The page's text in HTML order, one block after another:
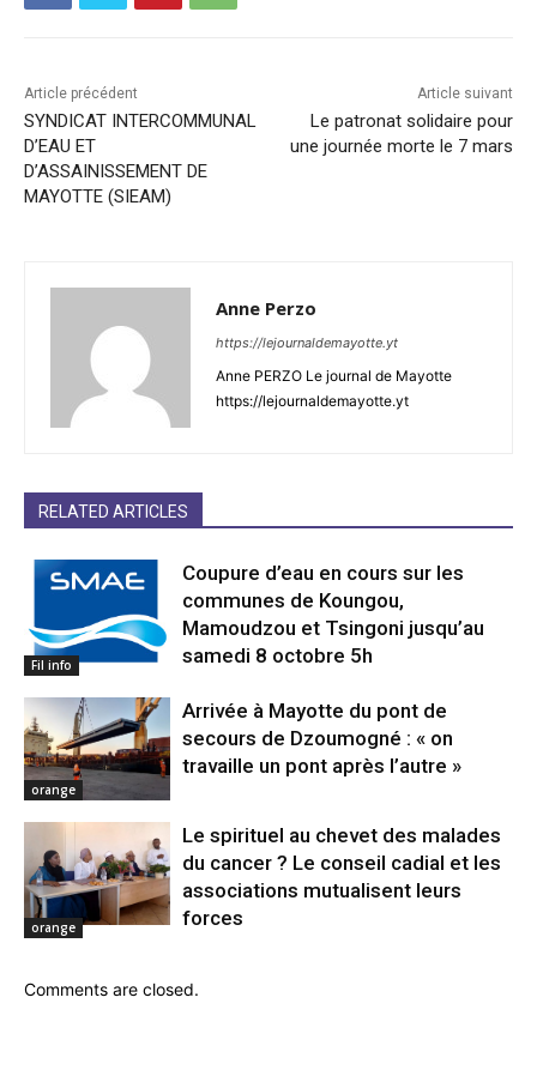
Article précédent
SYNDICAT INTERCOMMUNAL
D’EAU ET
D’ASSAINISSEMENT DE
MAYOTTE (SIEAM)
Article suivant
Le patronat solidaire pour
une journée morte le 7 mars
Anne Perzo
https://lejournaldemayotte.yt
Anne PERZO Le journal de Mayotte
https://lejournaldemayotte.yt
RELATED ARTICLES
Fil info
Coupure d’eau en cours sur les
communes de Koungou,
Mamoudzou et Tsingoni jusqu’au
samedi 8 octobre 5h
orange
Arrivée à Mayotte du pont de
secours de Dzoumogné : « on
travaille un pont après l’autre »
orange
Le spirituel au chevet des malades
du cancer ? Le conseil cadial et les
associations mutualisent leurs
forces
Comments are closed.